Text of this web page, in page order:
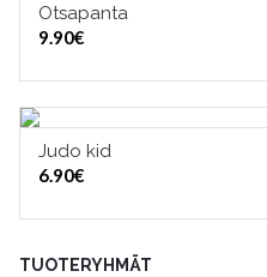
Otsapanta
9.90€
Judo kid
6.90€
TUOTERYHMÄT